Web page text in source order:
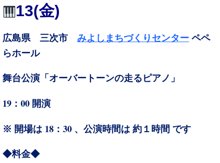
13(金)
広島県 三次市 みよしまちづくりセンター ペペ
らホール
舞台公演「オーバートーンの走るピアノ」
19：00 開演
※ 開場は 18：30 、 公演時間は 約１時間 です
◆料金◆